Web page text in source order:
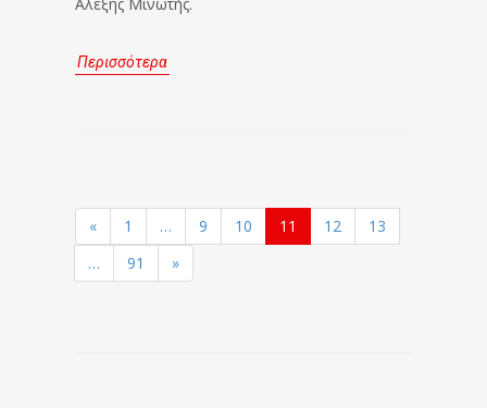
Περισσότερα
« 1 … 9 10 11 12
13
…
91 »